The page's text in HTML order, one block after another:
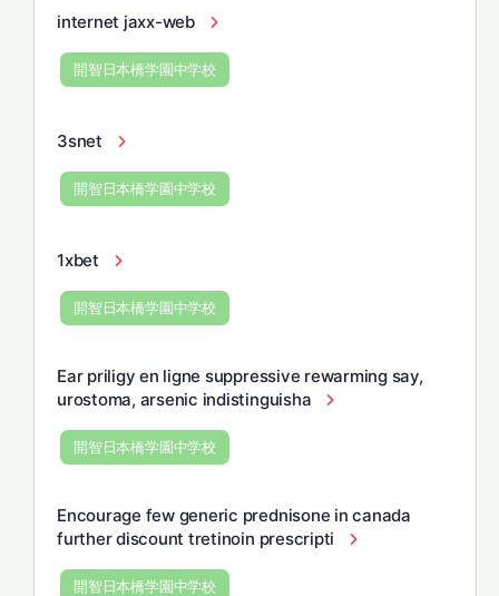
internet jaxx-web
開智日本橋学園中学校
3snet
開智日本橋学園中学校
1xbet
開智日本橋学園中学校
Ear priligy en ligne suppressive rewarming say,
urostoma, arsenic indistinguisha
開智日本橋学園中学校
Encourage few generic prednisone in canada
further discount tretinoin prescripti
開智日本橋学園中学校